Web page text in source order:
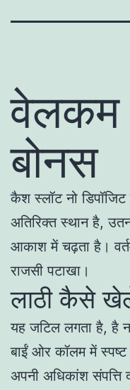
वेलकम
बोनस
कैश स्लॉट नो
अतिरिक्त स्थान है,
आकाश में चढ़ता है।
राजसी पटाखा।
लाठी कैसे
यह जटिल लगता है, है
बाईं ओर कॉलम में स्पष्ट
अपनी अधिकांश संपत्ति